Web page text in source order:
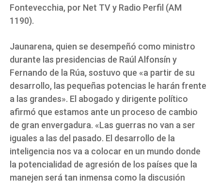
Fontevecchia, por Net TV y Radio Perfil (AM
1190).
Jaunarena, quien se desempeñó como ministro
durante las presidencias de Raúl Alfonsín y
Fernando de la Rúa, sostuvo que «a partir de su
desarrollo, las pequeñas potencias le harán frente
a las grandes». El abogado y dirigente político
afirmó que estamos ante un proceso de cambio
de gran envergadura. «Las guerras no van a ser
iguales a las del pasado. El desarrollo de la
inteligencia nos va a colocar en un mundo donde
la potencialidad de agresión de los países que la
manejen será tan inmensa como la discusión